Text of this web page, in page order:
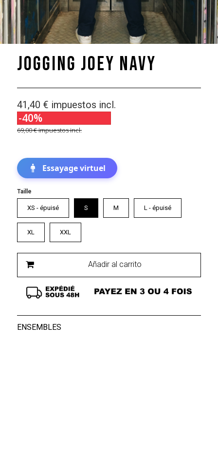
Jogging Joey Navy
41,40 € impuestos incl.
-40%
69,00 €impuestos incl.
Essayage virtuel
Taille
XS - épuisé S M L - épuisé
XL XXL
Añadir al carrito
ENSEMBLES